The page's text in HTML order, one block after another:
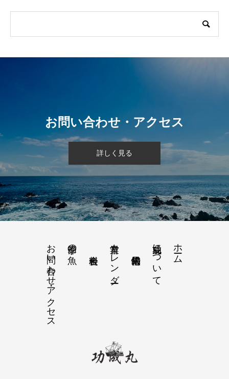
お問い合わせ・アクセス
詳しく見る
ホーム
功成丸について
営業カレンダー
季節の魚
お問い合わせ・アクセス